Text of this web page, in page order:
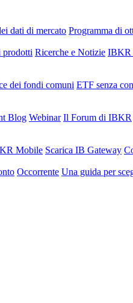
dati di mercato Programma di
prodotti Ricerche e Notizie IBKR
dei fondi comuni ETF senza
Blog Webinar Il Forum di IBKR
Mobile Scarica IB Gateway
Occorrente Una guida per